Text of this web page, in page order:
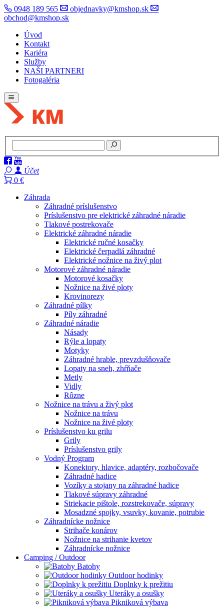
0948 189 565
objednavky@kmshop.sk
obchod@kmshop.sk
Úvod
Kontakt
Kariéra
Služby
NAŠI PARTNERI
Fotogaléria
Účet
0 €
Záhrada
Záhradné príslušenstvo
Príslušenstvo pre elektrické záhradné náradie
Tlakové postrekovače
Elektrické záhradné náradie
Elektrické ručné kosačky
Elektrické čerpadlá záhradné
Elektrické nožnice na živý plot
Motorové záhradné náradie
Motorové kosačky
Nožnice na živé ploty
Krovinorezy
Záhradné pílky
Píly záhradné
Záhradné náradie
Násady
Rýle a lopaty
Motyky
Záhradné hrable, prevzdušňovače
Lopaty na sneh, zhŕňače
Metly
Vidly
Rôzne
Nožnice na trávu a živý plot
Nožnice na trávu
Nožnice na živé ploty
Príslušenstvo ku grilu
Grily
Príslušenstvo grily
Vodný Program
Konektory, hlavice, adaptéry, rozbočovače
Záhradné hadice
Vozíky a stojany na záhradné hadice
Tlakové súpravy záhradné
Striekacie pištole, rozstrekovače, súpravy
Mosadzné spojky, vsuvky, kovanie, potrubie
Záhradnícke nožnice
Strihače konárov
Nožnice na strihanie kvetov
Záhradnícke nožnice
Camping / Outdoor
Batohy
Outdoor hodinky
Doplnky k prežitiu
Uteráky a osušky
Pikniková výbava